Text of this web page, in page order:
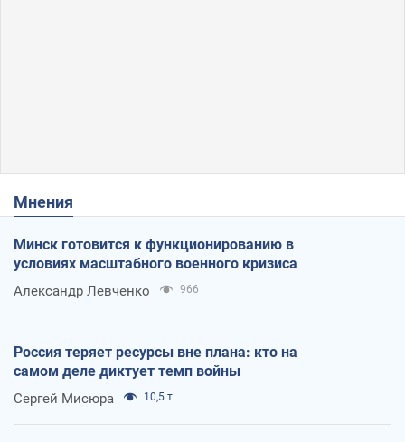
Мнения
Минск готовится к функционированию в
условиях масштабного военного кризиса
Александр Левченко 966
Россия теряет ресурсы вне плана: кто на
самом деле диктует темп войны
Сергей Мисюра 10,5 т.